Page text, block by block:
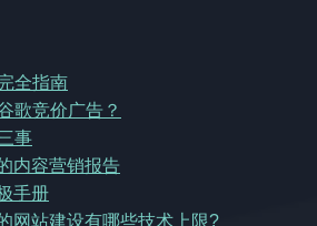
全指南
歌竞价广告？
事
内容营销报告
手册
网站建设有哪些技术上限?